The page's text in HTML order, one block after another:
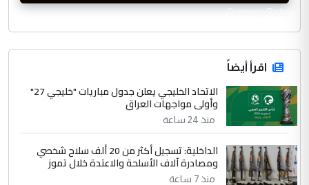
CurrencyRate
اقرأ أيضاً
الاتحاد الخليجي يعلن جدول مباريات "خليجي 27"
وأولى مواجهات العراق
منذ 24 ساعة
الداخلية: تسجيل أكثر من 20 ألف سلاح شخصي
ومصادرة آلاف الأسلحة والاعتدة خلال تموز
منذ 7 ساعة